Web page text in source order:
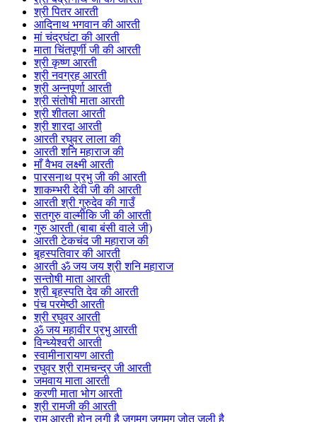
श्री पितर आरती
आदिनाथ भगवान की आरती
मां चंद्रघंटा की आरती
माता चिंतपूर्णी जी की आरती
श्री कृष्ण आरती
श्री नवग्रह आरती
श्री अन्नपूर्णा आरती
श्री संतोषी माता आरती
श्री शीतला आरती
श्री शारदा आरती
आरती रघुवर लाला की
आरती शनि महाराज की
माँ वैभव लक्ष्मी आरती
पारसनाथ प्रभु जी की आरती
शाकम्भरी देवी जी की आरती
आरती श्री गुरुदेव की गाउँ
सतगुरु वाल्मीकि जी की आरती
गुरु आरती (बाबा बंसी वाले जी)
आरती टेकचंद जी महाराज की
बृहस्पतिवार की आरती
आरती ॐ जय जय श्री शनि महाराज
सन्तोषी माता आरती
श्री बृहस्पति देव की आरती
पंच परमेष्ठी आरती
श्री रघुवर आरती
ॐ जय महावीर प्रभु आरती
विन्ध्येश्वरी आरती
स्वामीनारायण आरती
रघुवर श्री रामचन्द्र जी आरती
जमवाय माता आरती
करणी माता भोग आरती
श्री रामजी की आरती
राम आरती होन लगी है जगमग जगमग जोत जली है